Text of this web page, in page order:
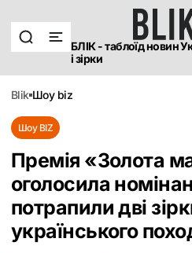
БЛІК - таблоїд новин
і зірки
blik шоу biz
Шоу BIZ
Премія «Золота
оголосила
потрапили дві
українського